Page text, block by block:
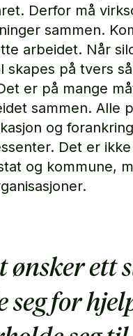
Derfor må
sammen.
arbeidet. Når
skapes på tvers
er på mange
sammen. Alle
og
Det er
og kommune,
ønsker ett
seg for